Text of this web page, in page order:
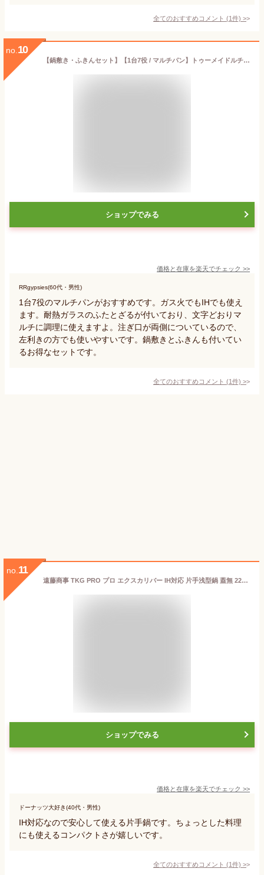
全てのおすすめコメント (1件) >
no. 10
【鍋敷き・ふきんセット】【1台7役 / マルチパン】トゥーメイドルチェ（ToMaydolce） Mサイズ 22cm RB-2165 [ IH・ガス火 対応 ] (ホワイト 白 ガラス蓋 フライパン 行平鍋 雪平鍋 片手鍋 揚げ物 揚げ鍋 なべ) トゥメイドルチェ/和平フレイズ
ショップでみる
価格と在庫を楽天でチェック >>
RRgypsies(60代・男性)
1台7役のマルチパンがおすすめです。ガス火でもIHでも使え
ます。耐熱ガラスのふたとざるが付いており、文字どおりマ
ルチに調理に使えますよ。注ぎ口が両側についているので、
左利きの方でも使いやすいです。鍋敷きとふきんも付いてい
るお得なセットです。
全てのおすすめコメント (1件) >
no. 11
遠藤商事 TKG PRO プロ エクスカリバー IH対応 片手浅型鍋 蓋無 22cm AKT9222 AKT9222
ショップでみる
価格と在庫を楽天でチェック >>
ドーナッツ大好き(40代・男性)
IH対応なので安心して使える片手鍋です。ちょっとした料理
にも使えるコンパクトさが嬉しいです。
全てのおすすめコメント (1件) >